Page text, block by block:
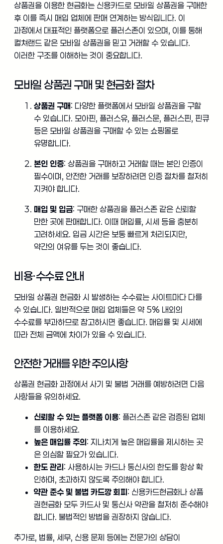
상품권을 이용한 현금화는 신용카드로 모바일 상품권을 구매한
후 이를 즉시 매입 업체에 판매 연계하는 방식입니다. 이
과정에서 대표적인 플랫폼으로 플러스존이 있으며, 이를 통해
컬쳐랜드 같은 모바일 상품권을 믿고 거래할 수 있습니다.
이러한 구조를 이해하는 것이 중요합니다.
모바일 상품권 구매 및 현금화 절차
상품권 구매: 다양한 플랫폼에서 모바일 상품권을 구할
수 있습니다. 모아핀, 플러스유, 플러스문, 플러스핀, 핀큐
등은 모바일 상품권을 구매할 수 있는 쇼핑몰로
유명합니다.
본인 인증: 상품권을 구매하고 거래할 때는 본인 인증이
필수이며, 안전한 거래를 보장하려면 인증 절차를 철저히
지켜야 합니다.
매입 및 입금: 구매한 상품권을 플러스존 같은 신뢰할
만한 곳에 판매합니다. 이때 매입률, 시세 등을 충분히
고려하세요. 입금 시간은 보통 빠르게 처리되지만,
약간의 여유를 두는 것이 좋습니다.
비용·수수료 안내
모바일 상품권 현금화 시 발생하는 수수료는 사이트마다 다를
수 있습니다. 일반적으로 매입 업체들은 약 5% 내외의
수수료를 부과하므로 참고하시면 좋습니다. 매입률 및 시세에
따라 전체 금액에 차이가 있을 수 있습니다.
안전한 거래를 위한 주의사항
상품권 현금화 과정에서 사기 및 불법 거래를 예방하려면 다음
사항들을 유의하세요.
신뢰할 수 있는 플랫폼 이용: 플러스존 같은 검증된 업체
를 이용하세요.
높은 매입률 주의: 지나치게 높은 매입률을 제시하는 곳
은 의심할 필요가 있습니다.
한도 관리: 사용하시는 카드나 통신사의 한도를 항상 확
인하며, 초과하지 않도록 주의해야 합니다.
약관 준수 및 불법 카드깡 회피: 신용카드현금화나 상품
권현금화 모두 카드사 및 통신사 약관을 철저히 준수해야
합니다. 불법적인 방법을 권장하지 않습니다.
추가로, 법률, 세무, 신용 문제 등에는 전문가의 상담이